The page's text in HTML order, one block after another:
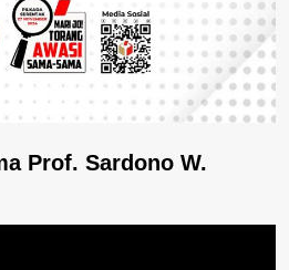
Prof. Sardono W.